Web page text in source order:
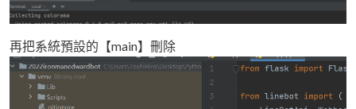
再把系統預設的【main】刪除